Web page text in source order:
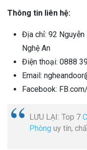
Thông tin liên hệ:
Địa chỉ: 92 Nguyễn
Nghệ An
Điện thoại: 0888
Email:
Facebook:
LƯU LẠI: Top 7
Phòng uy tín,